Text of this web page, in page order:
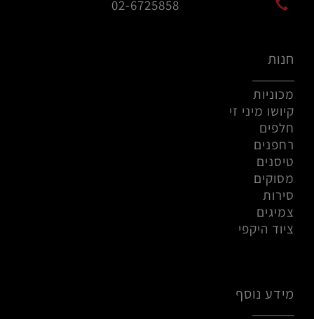
02-6725858
חנות
מכוניות
קיושו מיני זי
חלפים
רחפנים
טיסנים
מסוקים
סירות
צמיגים
ציוד היקפי
מידע נוסף